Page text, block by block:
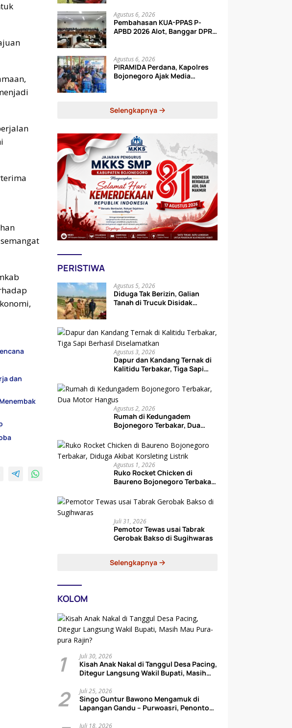
dan
Agustus 6, 2026
Pembahasan KUA-PPAS P-
APBD 2026 Alot, Banggar DPRD
Agustus 6, 2026
PIRAMIDA Perdana, Kapolres
Bojonegoro Ajak Media
Selengkapnya
PERISTIWA
Agustus 5, 2026
Diduga Tak Berizin, Galian
Tanah di Trucuk Disidak
Agustus 3, 2026
Dapur dan Kandang Ternak di
Kalitidu Terbakar, Tiga Sapi
Agustus 2, 2026
Rumah di Kedungadem
Bojonegoro Terbakar, Dua
Agustus 1, 2026
Ruko Rocket Chicken di
Baureno Bojonegoro Terbakar,
Listrik
Juli 31, 2026
Pemotor Tewas usai Tabrak
Gerobak Bakso di Sugihwaras
Selengkapnya
KOLOM
1 Juli 30, 2026
Kisah Anak Nakal di Tanggul Desa Pacing,
Ditegur Langsung Wakil Bupati, Masih
2 Juli 25, 2026
Singo Guntur Bawono Mengamuk di
Lapangan Gandu – Purwoasri, Penonton
Juli 18, 2026